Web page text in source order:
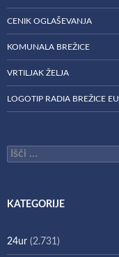
CENIK OGLAŠEVANJA
KOMUNALA BREŽICE
VRTILJAK ŽELJA
LOGOTIP RADIA BREŽICE EU
Išči:
KATEGORIJE
24ur (2.731)